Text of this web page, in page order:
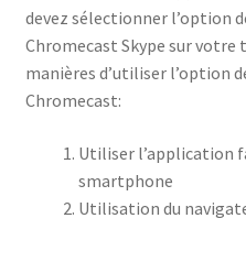
devez sélectionner l’option
Chromecast Skype sur votre
manières d’utiliser l’option
Chromecast:
Utiliser l’application
smartphone
Utilisation du